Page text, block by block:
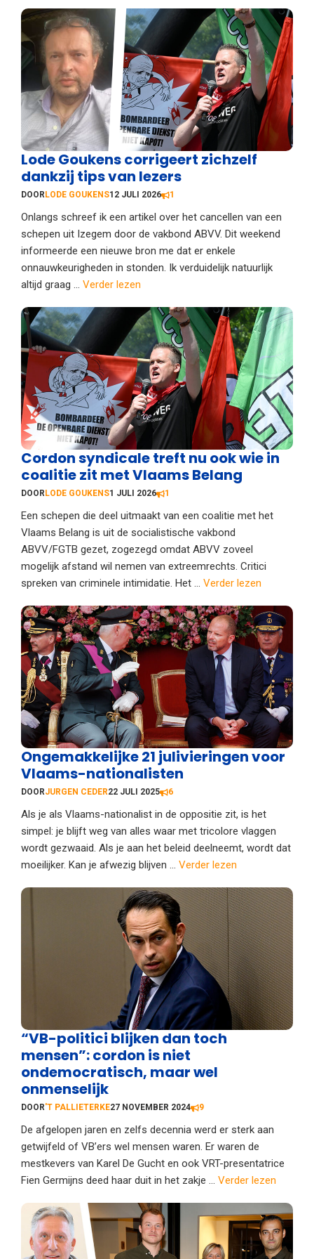
Lode Goukens corrigeert zichzelf
dankzij tips van lezers
DOOR LODE GOUKENS12 JULI 2026 1
Onlangs schreef ik een artikel over het cancellen van een
schepen uit Izegem door de vakbond ABVV. Dit weekend
informeerde een nieuwe bron me dat er enkele
onnauwkeurigheden in stonden. Ik verduidelijk natuurlijk
altijd graag ... Verder lezen
Cordon syndicale treft nu ook wie in
coalitie zit met Vlaams Belang
DOOR LODE GOUKENS1 JULI 2026 1
Een schepen die deel uitmaakt van een coalitie met het
Vlaams Belang is uit de socialistische vakbond
ABVV/FGTB gezet, zogezegd omdat ABVV zoveel
mogelijk afstand wil nemen van extreemrechts. Critici
spreken van criminele intimidatie. Het ... Verder lezen
Ongemakkelijke 21 julivieringen voor
Vlaams-nationalisten
DOORJURGEN CEDER22 JULI 2025 6
Als je als Vlaams-nationalist in de oppositie zit, is het
simpel: je blijft weg van alles waar met tricolore vlaggen
wordt gezwaaid. Als je aan het beleid deelneemt, wordt dat
moeilijker. Kan je afwezig blijven ... Verder lezen
“VB-politici blijken dan toch
mensen”: cordon is niet
ondemocratisch, maar wel
onmenselijk
DOOR'T PALLIETERKE27 NOVEMBER 2024 9
De afgelopen jaren en zelfs decennia werd er sterk aan
getwijfeld of VB’ers wel mensen waren. Er waren de
mestkevers van Karel De Gucht en ook VRT-presentatrice
Fien Germijns deed haar duit in het zakje ... Verder lezen